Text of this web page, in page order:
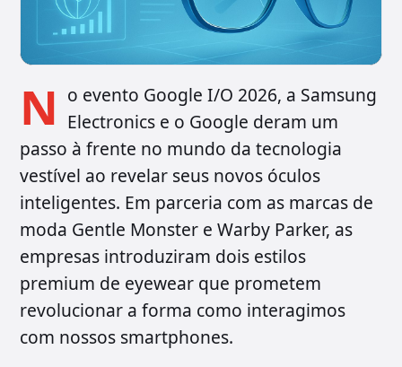
N o evento Google I/O 2026, a Samsung
Electronics e o Google deram um
passo à frente no mundo da tecnologia
vestível ao revelar seus novos óculos
inteligentes. Em parceria com as marcas de
moda Gentle Monster e Warby Parker, as
empresas introduziram dois estilos
premium de eyewear que prometem
revolucionar a forma como interagimos
com nossos smartphones.